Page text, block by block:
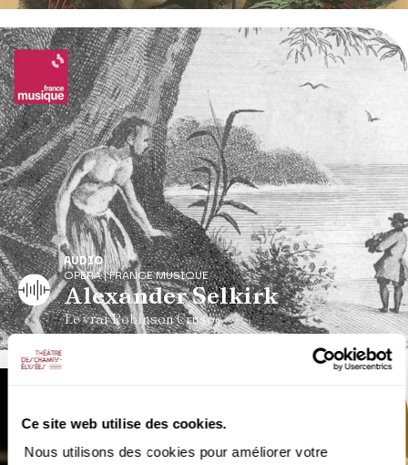
Ce site web utilise des cookies.
Nous utilisons des cookies pour améliorer votre
AUDIO
OPERA | FRANCE MUSIQUE
Alexander Selkirk
Le vrai Robinson Crusoé